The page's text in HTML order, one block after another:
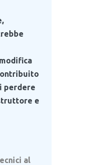
perdere
e
al